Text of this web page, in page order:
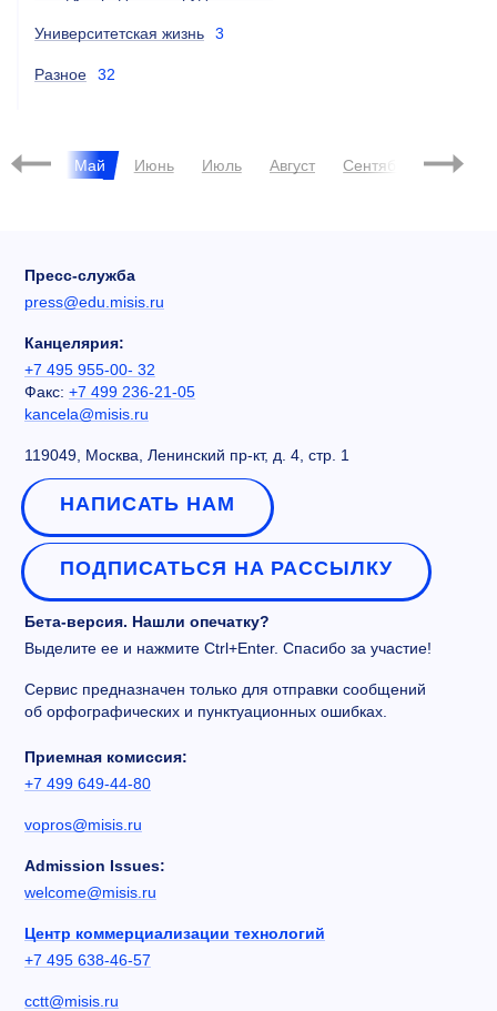
Университетская жизнь 3
Разное 32
Май Июнь Июль Август Сентябрь
Пресс-служба
press@edu.misis.ru
Канцелярия:
+7 495 955-00- 32
Факс: +7 499 236-21-05
kancela@misis.ru
119049, Москва, Ленинский пр-кт, д. 4, стр. 1
НАПИСАТЬ НАМ
ПОДПИСАТЬСЯ НА РАССЫЛКУ
Бета-версия. Нашли опечатку?
Выделите ее и нажмите Ctrl+Enter. Спасибо за участие!
Сервис предназначен только для отправки сообщений
об орфографических и пунктуационных ошибках.
Приемная комиссия:
+7 499 649-44-80
vopros@misis.ru
Admission Issues:
welcome@misis.ru
Центр коммерциализации технологий
+7 495 638-46-57
cctt@misis.ru